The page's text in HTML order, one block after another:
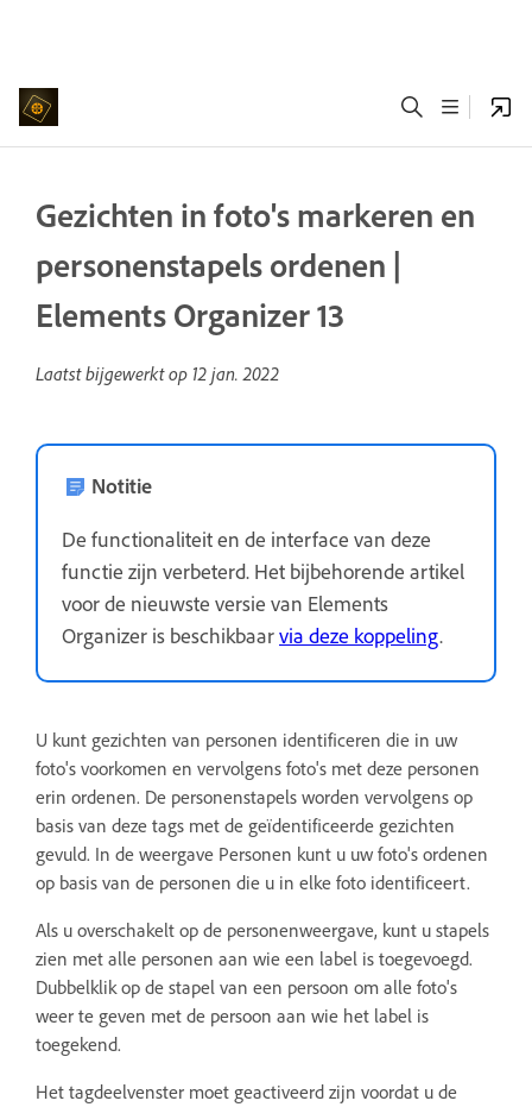
Gezichten in foto's markeren en
personenstapels ordenen |
Elements Organizer 13
Laatst bijgewerkt op 12 jan. 2022
Notitie
De functionaliteit en de interface van deze
functie zijn verbeterd. Het bijbehorende artikel
voor de nieuwste versie van Elements
Organizer is beschikbaarvia deze koppeling.
U kunt gezichten van personen identificeren die in uw
foto's voorkomen en vervolgens foto's met deze personen
erin ordenen. De personenstapels worden vervolgens op
basis van deze tags met de geïdentificeerde gezichten
gevuld. In de weergave Personen kunt u uw foto's ordenen
op basis van de personen die u in elke foto identificeert.
Als u overschakelt op de personenweergave, kunt u stapels
zien met alle personen aan wie een label is toegevoegd.
Dubbelklik op de stapel van een persoon om alle foto's
weer te geven met de persoon aan wie het label is
toegekend.
Het tagdeelvenster moet geactiveerd zijn voordat u de